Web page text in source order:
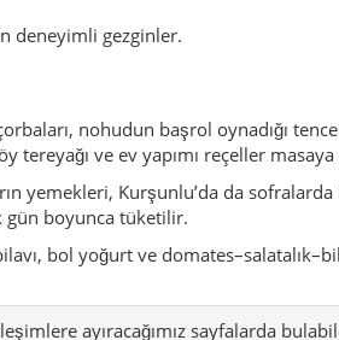
kıyılarına, ormanlara, yaylalara
serinlemek ve ağaç gölgelerinde
daha iddialı yürüyüşler için farklı
törenleri, köy şenlikleri ve zaman
yemekler başroldedir.